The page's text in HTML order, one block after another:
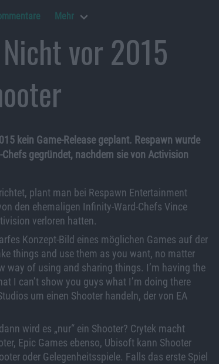
Mehr
vor 2015
kein Game-Release geplant. Respawn wurde
gegründet, nachdem sie von Activision
plant man bei Respawn Entertainment
den ehemaligen Infinity-Ward-Chefs Vince
verloren hatten.
Konzept-Bild eines möglichen Games auf der
things and use them as you want, no matter
way of using and sharing things. I’m having the
I can’t show you guys what I’m doing there
um einen Shooter handeln, der von EA
wird es „nur“ ein Shooter? Crytek macht
Epic Games ebenso, Ubisoft kann Shooter
oder Gelegenheitsspiele. Falls das erste Spiel